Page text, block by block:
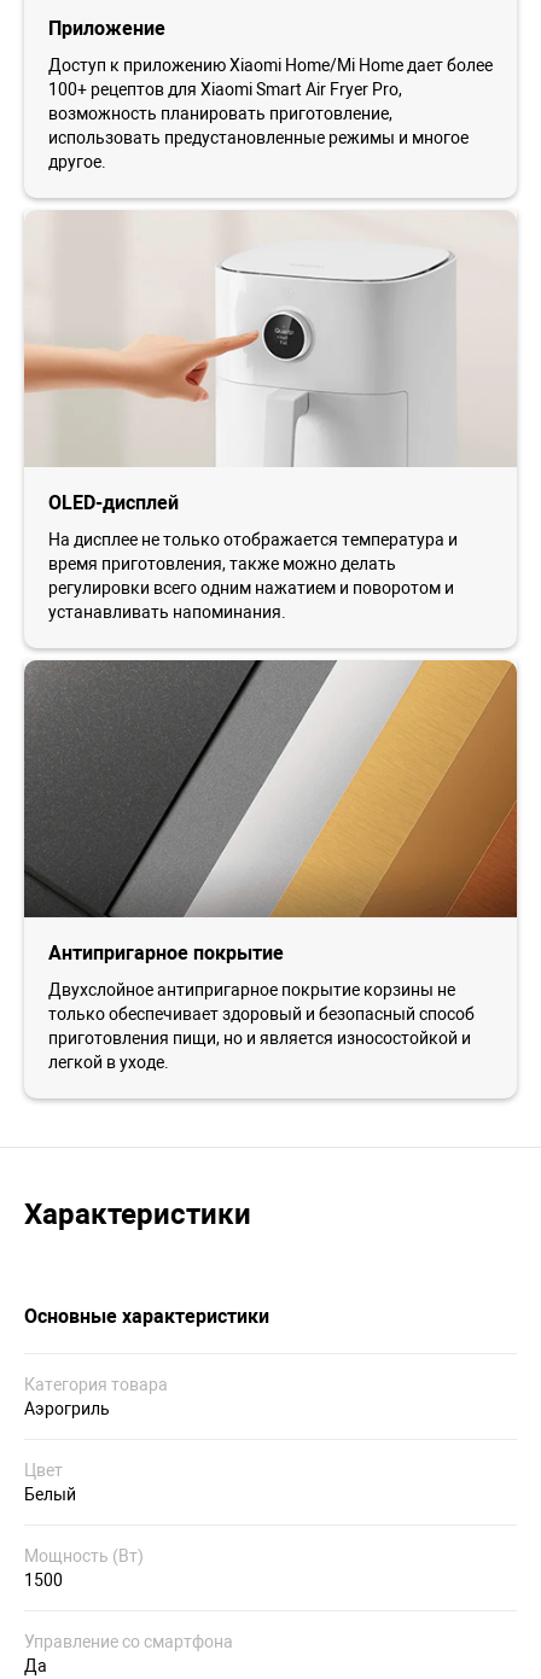
Приложение
Доступ к приложению Xiaomi Home/Mi Home дает более
100+ рецептов для Xiaomi Smart Air Fryer Pro,
возможность планировать приготовление,
использовать предустановленные режимы и многое
другое.
OLED-дисплей
На дисплее не только отображается температура и
время приготовления, также можно делать
регулировки всего одним нажатием и поворотом и
устанавливать напоминания.
Антипригарное покрытие
Двухслойное антипригарное покрытие корзины не
только обеспечивает здоровый и безопасный способ
приготовления пищи, но и является износостойкой и
легкой в уходе.
Характеристики
Основные характеристики
Категория товара
Аэрогриль
Цвет
Белый
Мощность (Вт)
1500
Управление со смартфона
Да